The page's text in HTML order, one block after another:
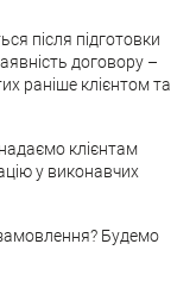
після підготовки
договору –
раніше клієнтом та
клієнтам
у виконавчих
Будемо